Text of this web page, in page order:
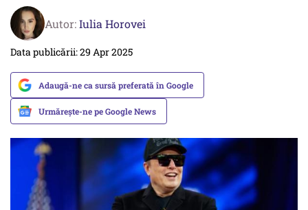
Autor:Iulia Horovei
Data publicării: 29 Apr 2025
Adaugă-ne ca sursă preferată în Google
Urmărește-ne pe Google News